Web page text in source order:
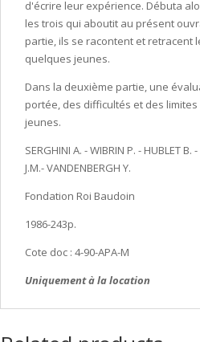
d'écrire leur expérience. Débuta
les trois qui aboutit au présent
partie, ils se racontent et retracent
quelques jeunes.
Dans la deuxième partie, une
portée, des difficultés et des
jeunes.
SERGHINI A. - WIBRIN P. - HUBLET B.
J.M.- VANDENBERGH Y.
Fondation Roi Baudoin
1986-243p.
Cote doc : 4-90-APA-M
Uniquement à la location